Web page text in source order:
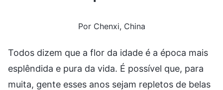
Por Chenxi, China
Todos dizem que a flor da idade é a época mais
esplêndida e pura da vida. É possível que, para
muita, gente esses anos sejam repletos de belas